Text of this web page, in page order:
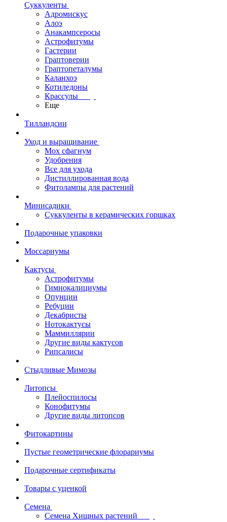
Суккуленты
Адромискус
Алоэ
Анакампсеросы
Астрофитумы
Гастерии
Граптоверии
Граптопеталумы
Каланхоэ
Котиледоны
Крассулы
Еще
Тилландсии
Уход и выращивание
Мох сфагнум
Удобрения
Все для ухода
Дистиллированная вода
Фитолампы для растений
Минисадики
Суккуленты в керамических горшках
Подарочные упаковки
Моссариумы
Кактусы
Астрофитумы
Гимнокалициумы
Опунции
Ребуции
Декабристы
Нотокактусы
Маммиллярии
Другие виды кактусов
Рипсалисы
Стыдливые Мимозы
Литопсы
Плейоспилосы
Конофитумы
Другие виды литопсов
Фитокартины
Пустые геометрические флорариумы
Подарочные сертификаты
Товары с уценкой
Семена
Семена Хищных растений